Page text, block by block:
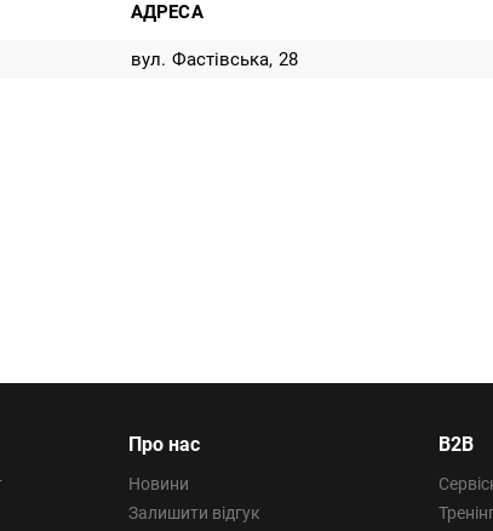
АДРЕСА
вул. Фастівська, 28
Про нас
Новини
Залишити відгук
B2B